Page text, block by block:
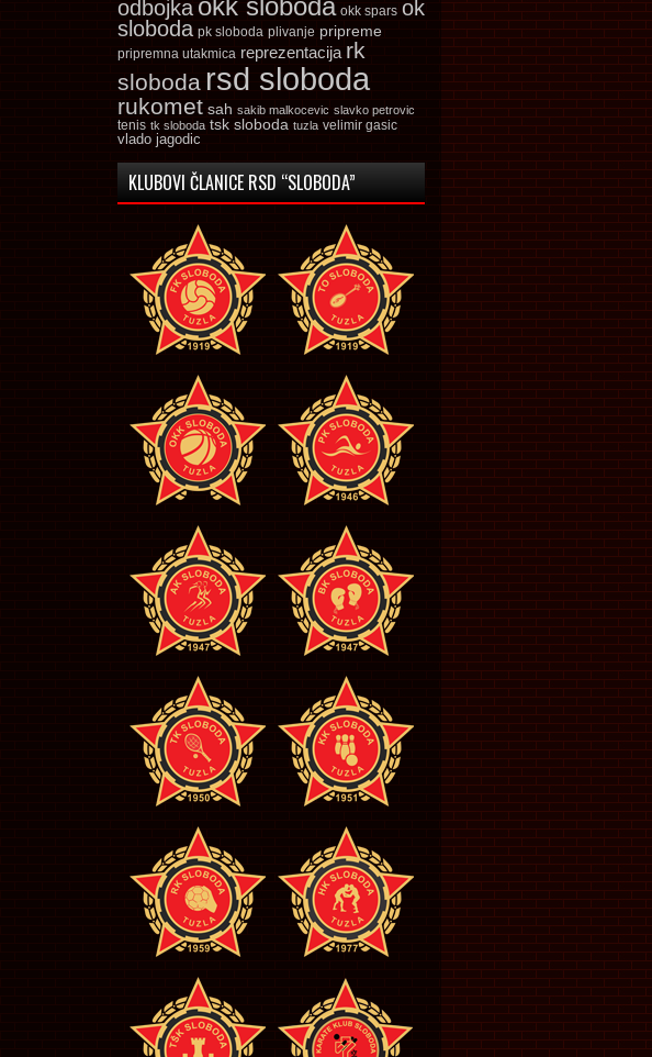
odbojka okk sloboda okk spars ok
sloboda pk sloboda plivanje pripreme
pripremna utakmica reprezentacija rk
sloboda rsd sloboda
rukomet sah sakib malkocevic slavko petrovic
tenis tk sloboda tsk sloboda tuzla velimir gasic
vlado jagodic
KLUBOVI ČLANICE RSD “SLOBODA”